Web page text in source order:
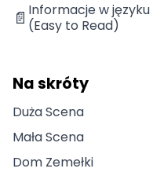
📄 Informacje w języku
(Easy to Read)
Na skróty
Duża Scena
Mała Scena
Dom Zemełki